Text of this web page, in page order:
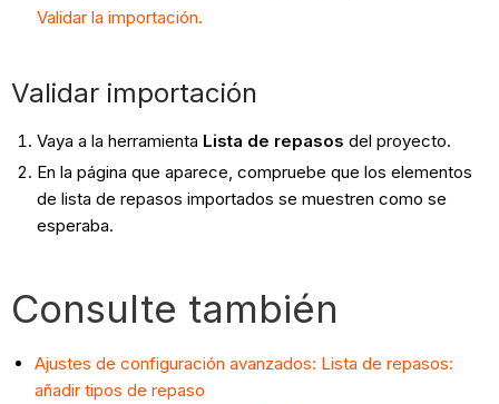
Validar la importación.
Validar importación
Vaya a la herramienta Lista de repasos del proyecto.
En la página que aparece, compruebe que los elementos
de lista de repasos importados se muestren como se
esperaba.
Consulte también
Ajustes de configuración avanzados: Lista de repasos:
añadir tipos de repaso